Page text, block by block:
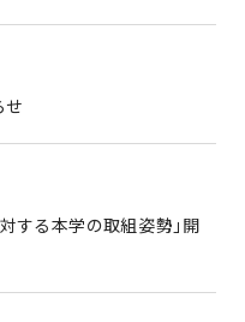
せ
する本学の取組姿勢」開